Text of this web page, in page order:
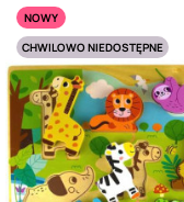
NOWY
CHWILOWO NIEDOSTĘPNE